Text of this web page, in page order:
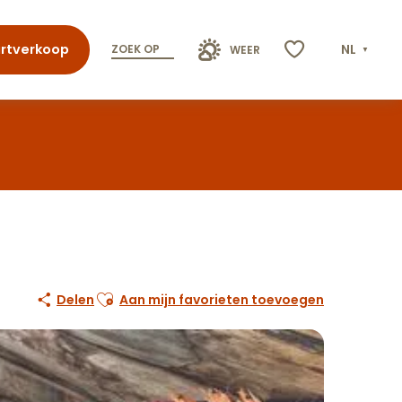
ZOEK OP WEER NL
Delen Ajouter aux favoris
Aan mijn favorieten toevoegen